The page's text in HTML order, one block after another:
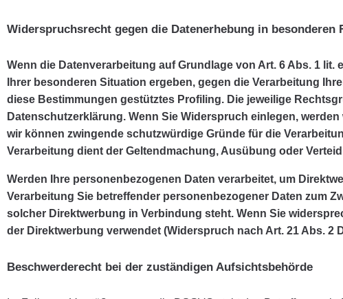
Widerspruchsrecht gegen die Datenerhebung in besonderen
Wenn die Datenverarbeitung auf Grundlage von Art. 6 Abs. 1
Ihrer besonderen Situation ergeben, gegen die Verarbeitung
diese Bestimmungen gestütztes Profiling. Die jeweilige
Datenschutzerklärung. Wenn Sie Widerspruch einlegen,
wir können zwingende schutzwürdige Gründe für die
Verarbeitung dient der Geltendmachung, Ausübung oder
Werden Ihre personenbezogenen Daten verarbeitet, um
Verarbeitung Sie betreffender personenbezogener Daten zum
solcher Direktwerbung in Verbindung steht. Wenn Sie
der Direktwerbung verwendet (Widerspruch nach Art. 21 Abs. 2
Beschwerderecht bei der zuständigen Aufsichtsbehörde